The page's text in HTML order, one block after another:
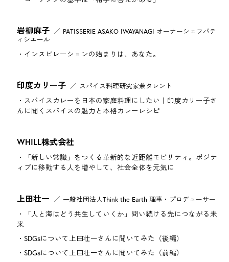
岩柳麻子
PATISSERIE ASAKO IWAYANAGI オーナーシェフパテ
ィシエール
インスピレーションの始まりは、あなた。
印度カリー子
スパイス料理研究家兼タレント
スパイスカレーを日本の家庭料理にしたい｜印度カリー子さ
んに聞くスパイスの魅力と本格カレーレシピ
WHILL株式会社
「新しい常識」をつくる革新的な近距離モビリティ。ポジテ
ィブに移動する人を増やして、社会全体を元気に
上田壮一
一般社団法人Think the Earth 理事・プロデューサー
「人と海はどう共生していくか」問い続ける先につながる未
来
SDGsについて上田壮一さんに聞いてみた（後編）
SDGsについて上田壮一さんに聞いてみた（前編）